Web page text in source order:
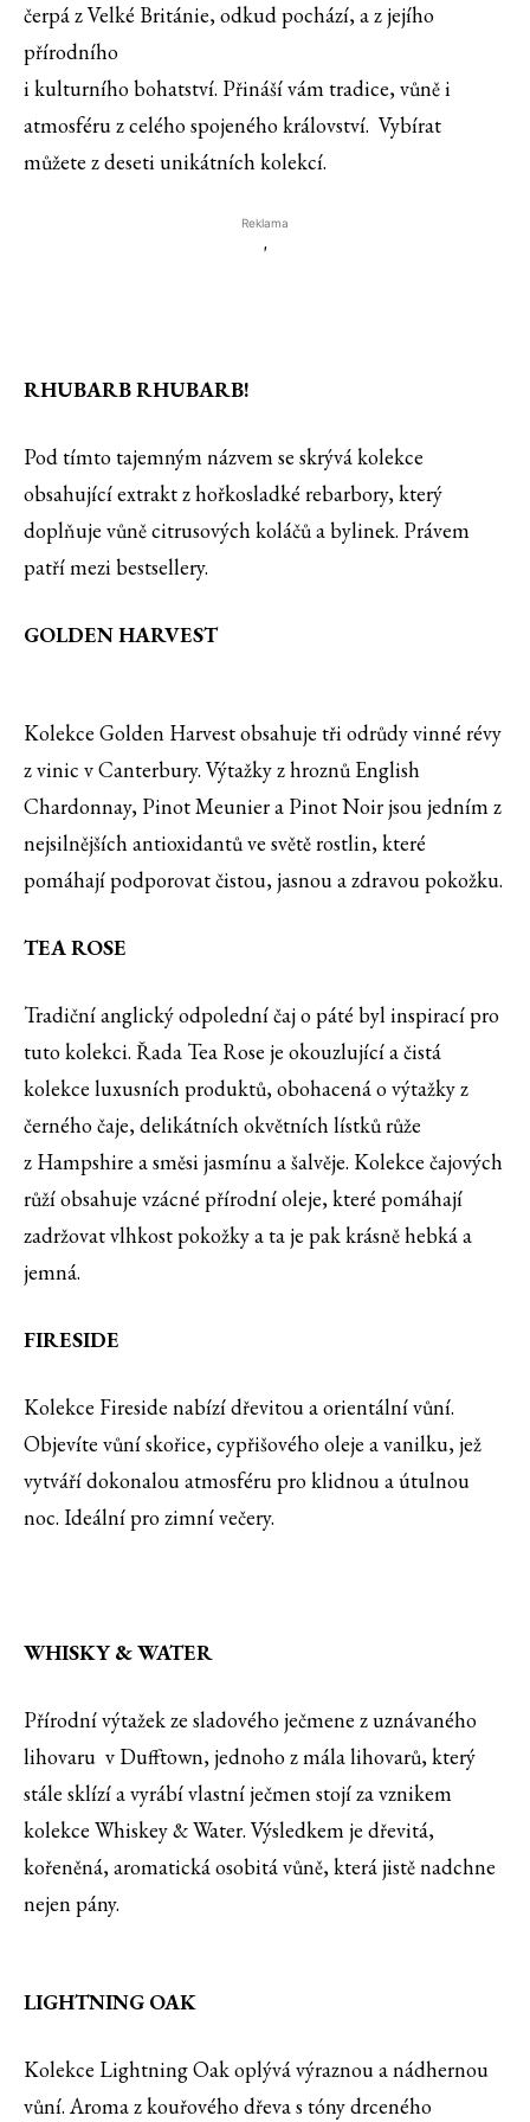
čerpá z Velké Británie, odkud pochází, a z jejího
přírodního
i kulturního bohatství. Přináší vám tradice, vůně i
atmosféru z celého spojeného království. Vybírat
můžete z deseti unikátních kolekcí.
Reklama
'
RHUBARB RHUBARB!
Pod tímto tajemným názvem se skrývá kolekce
obsahující extrakt z hořkosladké rebarbory, který
doplňuje vůně citrusových koláčů a bylinek. Právem
patří mezi bestsellery.
GOLDEN HARVEST
Kolekce Golden Harvest obsahuje tři odrůdy vinné révy
z vinic v Canterbury. Výtažky z hroznů English
Chardonnay, Pinot Meunier a Pinot Noir jsou jedním z
nejsilnějších antioxidantů ve světě rostlin, které
pomáhají podporovat čistou, jasnou a zdravou pokožku.
TEA ROSE
Tradiční anglický odpolední čaj o páté byl inspirací pro
tuto kolekci. Řada Tea Rose je okouzlující a čistá
kolekce luxusních produktů, obohacená o výtažky z
černého čaje, delikátních okvětních lístků růže
z Hampshire a směsi jasmínu a šalvěje. Kolekce čajových
růží obsahuje vzácné přírodní oleje, které pomáhají
zadržovat vlhkost pokožky a ta je pak krásně hebká a
jemná.
FIRESIDE
Kolekce Fireside nabízí dřevitou a orientální vůní.
Objevíte vůní skořice, cypřišového oleje a vanilku, jež
vytváří dokonalou atmosféru pro klidnou a útulnou
noc. Ideální pro zimní večery.
WHISKY & WATER
Přírodní výtažek ze sladového ječmene z uznávaného
lihovaru v Dufftown, jednoho z mála lihovarů, který
stále sklízí a vyrábí vlastní ječmen stojí za vznikem
kolekce Whiskey & Water. Výsledkem je dřevitá,
kořeněná, aromatická osobitá vůně, která jistě nadchne
nejen pány.
LIGHTNING OAK
Kolekce Lightning Oak oplývá výraznou a nádhernou
vůní. Aroma z kouřového dřeva s tóny drceného